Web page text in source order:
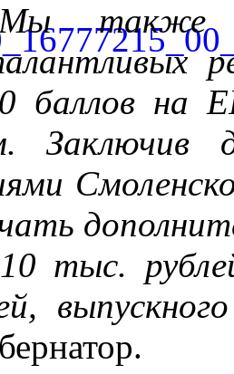
также
баллов на
Заключив
тыс.